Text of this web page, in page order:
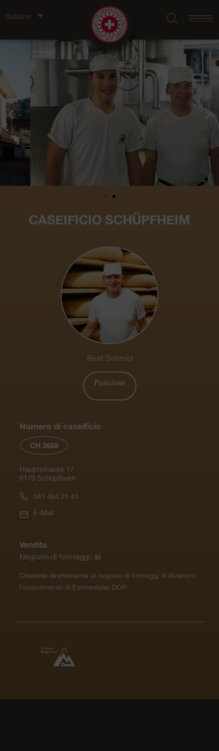
Italiano
CASEIFICIO SCHÜPFHEIM
Beat Schmid
Posizione
Numero di caseificio
CH 3659
Hauptstrasse 17
6170 Schüpfheim
041 484 21 41
E-Mail
Vendita
Negozio di formaggi: sì
Chiedete direttamente al negozio di formaggi di illustrarvi
l’assortimento di Emmentaler DOP.